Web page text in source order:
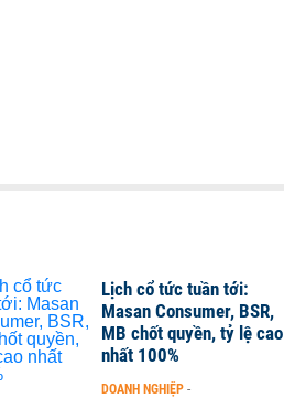
Lịch cổ tức tuần tới:
Masan Consumer, BSR,
MB chốt quyền, tỷ lệ cao
nhất 100%
DOANH NGHIỆP -